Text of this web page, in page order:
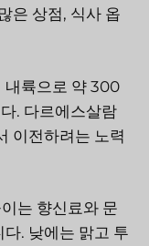
은 상점, 식사 옵
내륙으로 약 300
. 다르에스살람
이전하려는 노력
는 향신료와 문
. 낮에는 맑고 투